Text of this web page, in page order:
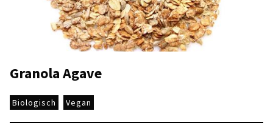
Granola Agave
Biologisch Vegan